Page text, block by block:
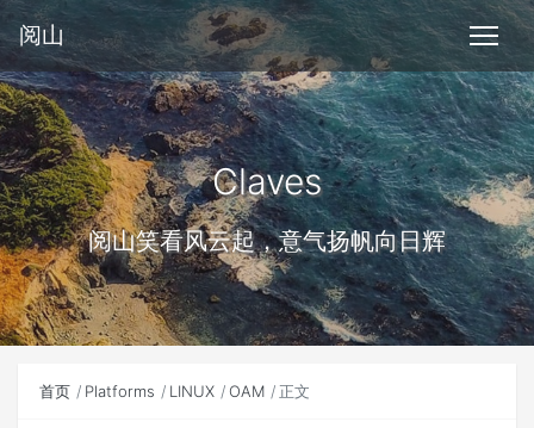
阅山
Claves
阅山笑看风云起，意气扬帆向日辉
首页 Platforms LINUX OAM 正文